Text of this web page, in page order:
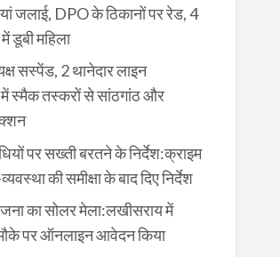
जलाई, DPO के ठिकानों पर रेड, 4
डूबी महिला
सस्पेंड, 2 थानेदार लाइन
में स्मैक तस्करों से सांठगांठ और
पर सख्ती बरतने के निर्देश:क्राइम
की समीक्षा के बाद दिए निर्देश
का सोलर मेला:लखीसराय में
पर ऑनलाइन आवेदन किया